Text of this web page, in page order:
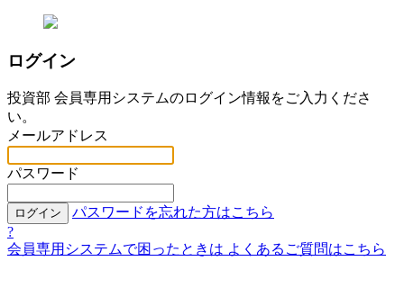
ログイン
投資部 会員専用システムのログイン情報をご入力くださ
い。
メールアドレス
パスワード
ログイン
パスワードを忘れた方はこちら
?
会員専用システムで困ったときは よくあるご質問はこちら